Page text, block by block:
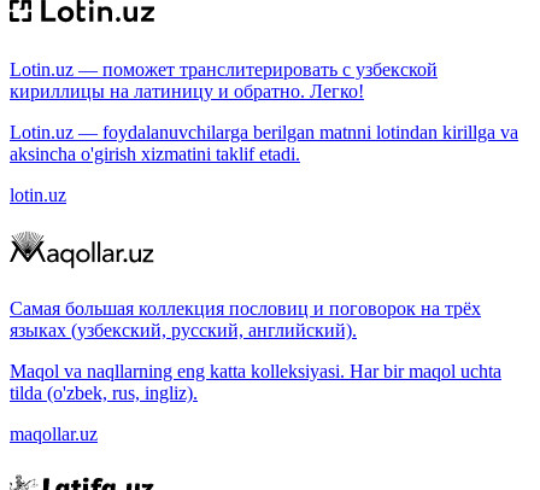
Lotin.uz — поможет транслитерировать с узбекской
кириллицы на латиницу и обратно. Легко!
Lotin.uz — foydalanuvchilarga berilgan matnni lotindan kirillga va
aksincha o'girish xizmatini taklif etadi.
lotin.uz
Самая большая коллекция пословиц и поговорок на трёх
языках (узбекский, русский, английский).
Maqol va naqllarning eng katta kolleksiyasi. Har bir maqol uchta
tilda (o'zbek, rus, ingliz).
maqollar.uz